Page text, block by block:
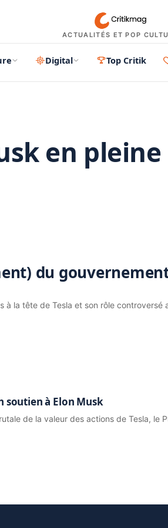
ACTUALITÉS ET POP
Digital Top Critik
en pleine
du
à la tête de Tesla et son rôle controversé
soutien à Elon Musk
de la valeur des actions de Tesla, le